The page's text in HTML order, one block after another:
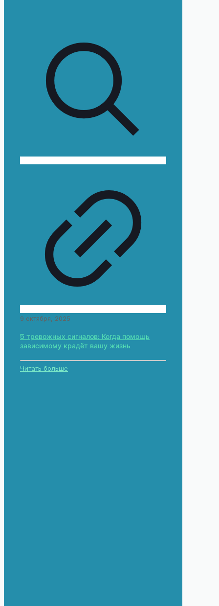
9 октября, 2025
5 тревожных сигналов: Когда помощь
зависимому крадёт вашу жизнь
Читать больше